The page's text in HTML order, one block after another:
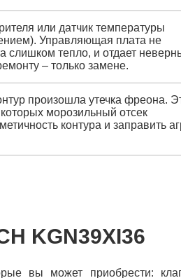
или датчик температуры
Управляющая плата не
слишком тепло, и отдает
– только замене.
произошла утечка фреона.
морозильный отсек
контура и заправить
KGN39XI36
вы может приобрести: